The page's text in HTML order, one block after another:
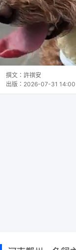
撰文： 許祺安
出版： 2026-07-31 14:00